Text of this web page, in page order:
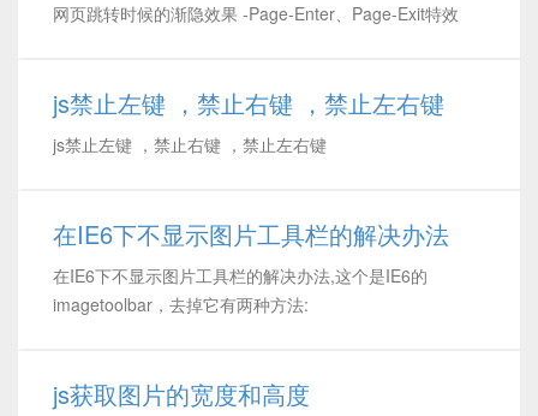
网页跳转时候的渐隐效果 -Page-Enter、Page-Exit特效
js禁止左键 ，禁止右键 ，禁止左右键
js禁止左键 ，禁止右键 ，禁止左右键
在IE6下不显示图片工具栏的解决办法
在IE6下不显示图片工具栏的解决办法,这个是IE6的
imagetoolbar，去掉它有两种方法:
js获取图片的宽度和高度